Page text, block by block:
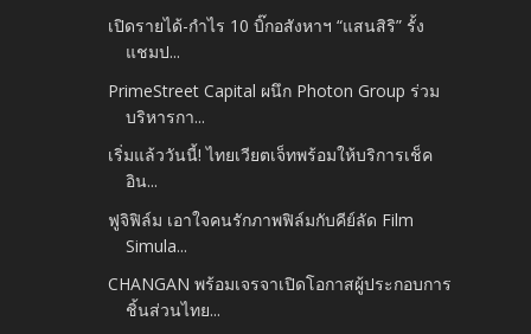
เปิดรายได้-กำไร 10 บิ๊กอสังหาฯ “แสนสิริ” รั้ง
แชมป...
PrimeStreet Capital ผนึก Photon Group ร่วม
บริหารกา...
เริ่มแล้ววันนี้! ไทยเวียตเจ็ทพร้อมให้บริการเช็ค
อิน...
ฟูจิฟิล์ม เอาใจคนรักภาพฟิล์มกับคีย์ลัด Film
Simula...
CHANGAN พร้อมเจรจาเปิดโอกาสผู้ประกอบการ
ชิ้นส่วนไทย...